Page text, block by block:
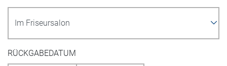
RÜCKGABEDATUM